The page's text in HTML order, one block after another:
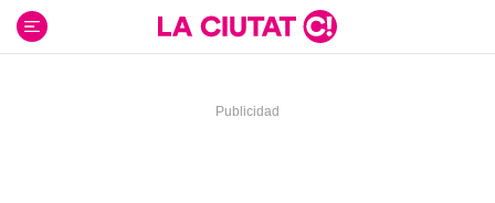
contenido